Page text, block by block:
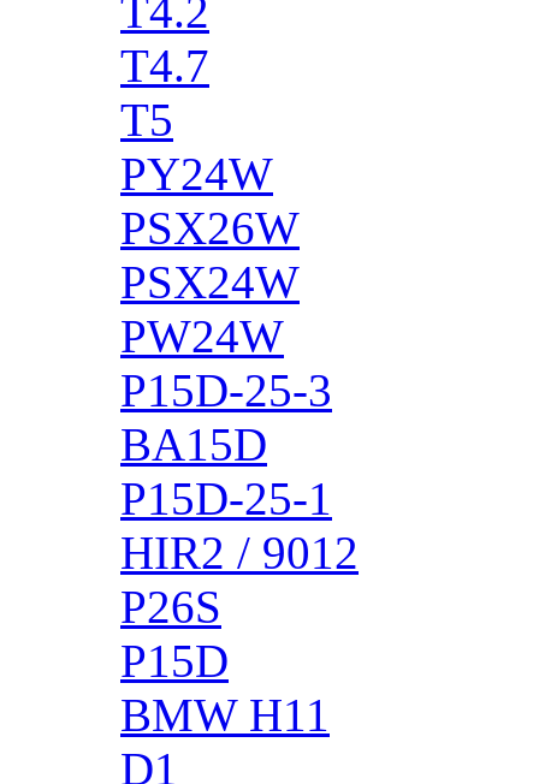
T4.2
T4.7
T5
PY24W
PSX26W
PSX24W
PW24W
P15D-25-3
BA15D
P15D-25-1
HIR2 / 9012
P26S
P15D
BMW H11
D1